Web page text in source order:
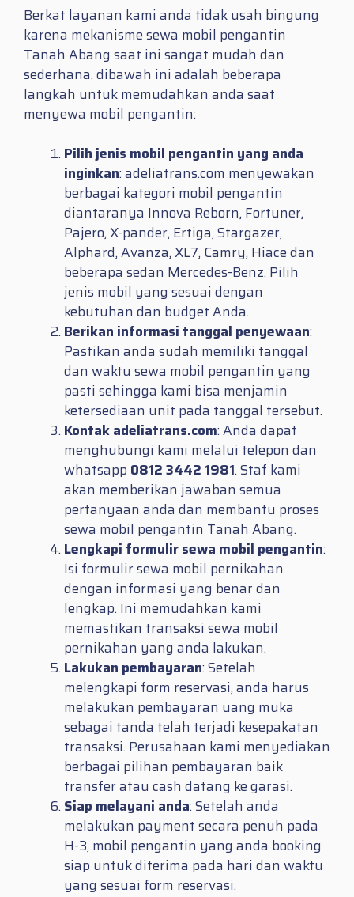
Berkat layanan kami anda tidak usah bingung
karena mekanisme sewa mobil pengantin
Tanah Abang saat ini sangat mudah dan
sederhana. dibawah ini adalah beberapa
langkah untuk memudahkan anda saat
menyewa mobil pengantin:
Pilih jenis mobil pengantin yang anda
inginkan: adeliatrans.com menyewakan
berbagai kategori mobil pengantin
diantaranya Innova Reborn, Fortuner,
Pajero, X-pander, Ertiga, Stargazer,
Alphard, Avanza, XL7, Camry, Hiace dan
beberapa sedan Mercedes-Benz. Pilih
jenis mobil yang sesuai dengan
kebutuhan dan budget Anda.
Berikan informasi tanggal penyewaan:
Pastikan anda sudah memiliki tanggal
dan waktu sewa mobil pengantin yang
pasti sehingga kami bisa menjamin
ketersediaan unit pada tanggal tersebut.
Kontak adeliatrans.com: Anda dapat
menghubungi kami melalui telepon dan
whatsapp 0812 3442 1981. Staf kami
akan memberikan jawaban semua
pertanyaan anda dan membantu proses
sewa mobil pengantin Tanah Abang.
Lengkapi formulir sewa mobil pengantin:
Isi formulir sewa mobil pernikahan
dengan informasi yang benar dan
lengkap. Ini memudahkan kami
memastikan transaksi sewa mobil
pernikahan yang anda lakukan.
Lakukan pembayaran: Setelah
melengkapi form reservasi, anda harus
melakukan pembayaran uang muka
sebagai tanda telah terjadi kesepakatan
transaksi. Perusahaan kami menyediakan
berbagai pilihan pembayaran baik
transfer atau cash datang ke garasi.
Siap melayani anda: Setelah anda
melakukan payment secara penuh pada
H-3, mobil pengantin yang anda booking
siap untuk diterima pada hari dan waktu
yang sesuai form reservasi.